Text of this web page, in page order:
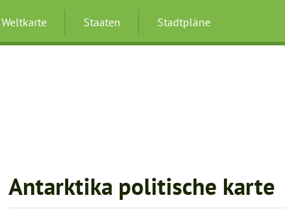
Weltkarte Staaten Stadtpläne
Antarktika politische karte